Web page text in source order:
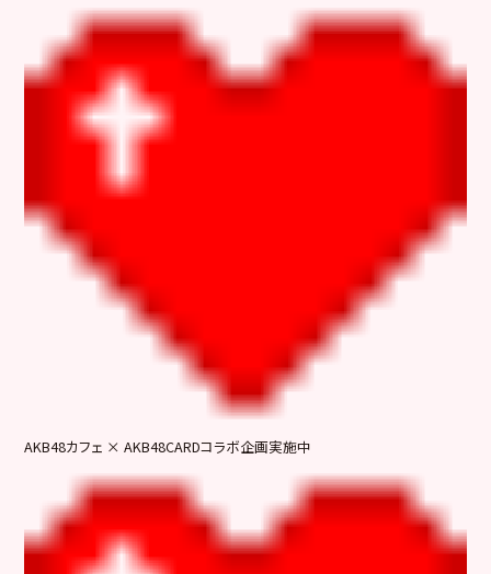
AKB48カフェ × AKB48CARDコラボ企画実施中